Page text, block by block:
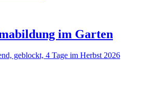
im Garten
geblockt, 4 Tage im Herbst 2026